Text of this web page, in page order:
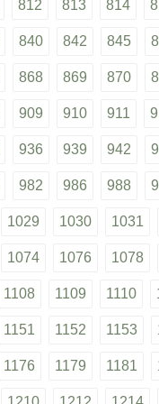
812 813 814
840 842 845
868 869 870
909 910 911
936 939 942
982 986 988
1029 1030 1031
1074 1076 1078
1108 1109 1110
1151 1152 1153
1176 1179 1181